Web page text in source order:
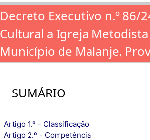
Decreto Executivo n.º 86/
Cultural a Igreja
Município de Malanje,
SUMÁRIO
Artigo 1.º - Classificação
Artigo 2.º - Competência